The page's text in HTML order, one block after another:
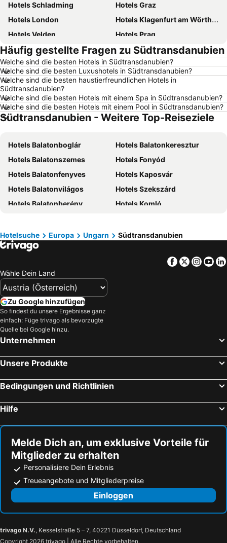
Hotels Schladming
Hotels Graz
Hotels London
Hotels Klagenfurt am Wörthersee
Hotels Velden
Hotels Prag
Hotels Barcelona
Hotels Innsbruck
Hotels Hamburg
Hotels Jesolo
Hotels Venedig
Hotels Rom
Hotels Umag
Hotels Rimini
Hotels Opatija
Hotels Italien
Hotels Griechenland
Hotels Kreta
Hotels Tirol
Hotels Kos
Hotels Kroatische Adriaküste
Hotels Achensee
Hotels Malta
Häufig gestellte Fragen zu Südtransdanubien
Welche sind die besten Hotels in Südtransdanubien?
Welche sind die besten Luxushotels in Südtransdanubien?
Welche sind die besten haustierfreundlichen Hotels in
Südtransdanubien?
Welche sind die besten Hotels mit einem Spa in Südtransdanubien?
Welche sind die besten Hotels mit einem Pool in Südtransdanubien?
Südtransdanubien - Weitere Top-Reiseziele
Hotels Balatonboglár
Hotels Balatonkeresztur
Hotels Balatonszemes
Hotels Fonyód
Hotels Balatonfenyves
Hotels Kaposvár
Hotels Balatonvilágos
Hotels Szekszárd
Hotels Balatonberény
Hotels Komló
Hotels Mohács
Hotels Bikal
Hotels Igal
Hotels Bonyhád
Hotels Szigetvár
Hotels Bóly
Hotels Dunaszekcső
Hotels Balatonendred
Hotels Sásd
Hotels Lábod
Hotels Tolna
Hotels Kisharsány
Hotelsuche Europa Ungarn Südtransdanubien
Facebook
Twitter
Wähle Dein Land
Zu Google hinzufügen
So findest du unsere Ergebnisse ganz
einfach: Füge trivago als bevorzugte
Quelle bei Google hinzu.
Unternehmen
Unsere Produkte
Bedingungen und Richtlinien
Hilfe
Melde Dich an, um exklusive Vorteile für
Mitglieder zu erhalten
Personalisiere Dein Erlebnis
Treueangebote und Mitgliederpreise
Einloggen
trivago N.V., Kesselstraße 5 – 7, 40221 Düsseldorf, Deutschland
Copyright 2026 trivago | Alle Rechte vorbehalten.